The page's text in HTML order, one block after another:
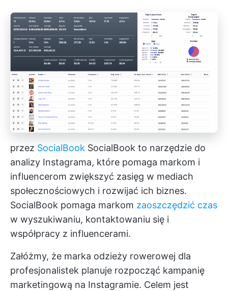
przez SocialBook SocialBook to narzędzie do
analizy Instagrama, które pomaga markom i
influencerom zwiększyć zasięg w mediach
społecznościowych i rozwijać ich biznes.
SocialBook pomaga markom zaoszczędzić czas
w wyszukiwaniu, kontaktowaniu się i
współpracy z influencerami.
Załóżmy, że marka odzieży rowerowej dla
profesjonalistek planuje rozpocząć kampanię
marketingową na Instagramie. Celem jest